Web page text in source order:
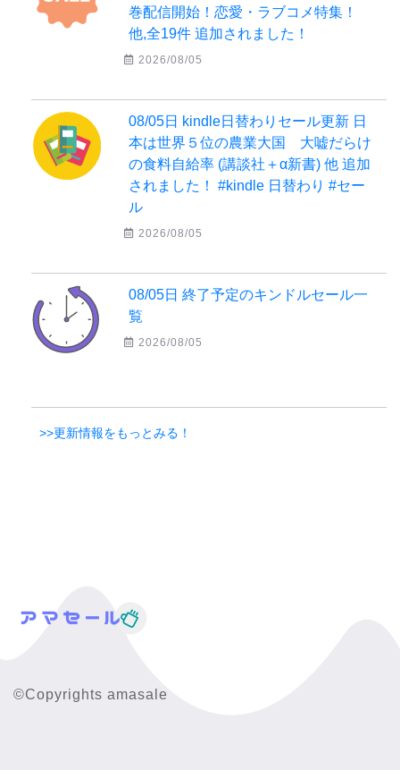
巻配信開始！恋愛・ラブコメ特集！
他,全19件 追加されました！
2026/08/05
08/05日 kindle日替わりセール更新 日
本は世界５位の農業大国 大嘘だらけ
の食料自給率 (講談社＋α新書) 他 追加
されました！ #kindle 日替わり #セー
ル
2026/08/05
08/05日 終了予定のキンドルセール一
覧
2026/08/05
>>更新情報をもっとみる！
©Copyrights amasale